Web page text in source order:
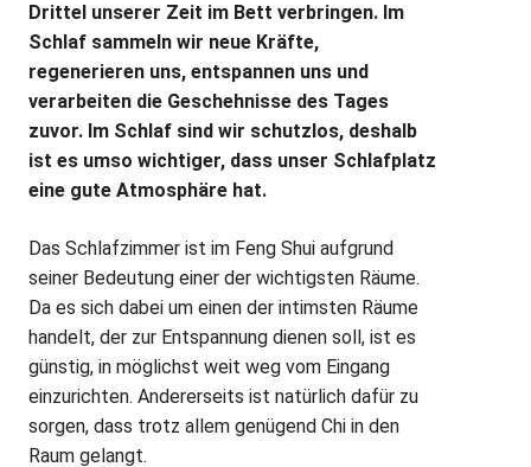
Drittel unserer Zeit im Bett verbringen. Im
Schlaf sammeln wir neue Kräfte,
regenerieren uns, entspannen uns und
verarbeiten die Geschehnisse des Tages
zuvor. Im Schlaf sind wir schutzlos, deshalb
ist es umso wichtiger, dass unser Schlafplatz
eine gute Atmosphäre hat.
Das Schlafzimmer ist im Feng Shui aufgrund
seiner Bedeutung einer der wichtigsten Räume.
Da es sich dabei um einen der intimsten Räume
handelt, der zur Entspannung dienen soll, ist es
günstig, in möglichst weit weg vom Eingang
einzurichten. Andererseits ist natürlich dafür zu
sorgen, dass trotz allem genügend Chi in den
Raum gelangt.